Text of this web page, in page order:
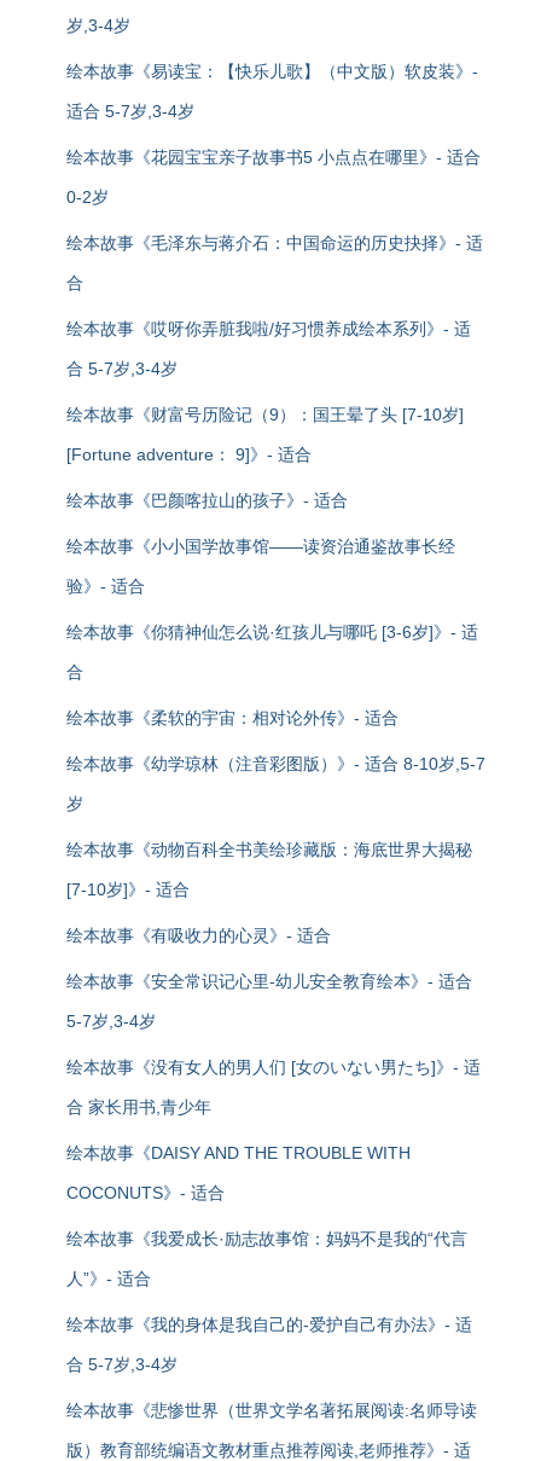
岁,3-4岁
绘本故事《易读宝：【快乐儿歌】（中文版）软皮装》-
适合 5-7岁,3-4岁
绘本故事《花园宝宝亲子故事书5 小点点在哪里》- 适合
0-2岁
绘本故事《毛泽东与蒋介石：中国命运的历史抉择》- 适
合
绘本故事《哎呀你弄脏我啦/好习惯养成绘本系列》- 适
合 5-7岁,3-4岁
绘本故事《财富号历险记（9）：国王晕了头 [7-10岁]
[Fortune adventure： 9]》- 适合
绘本故事《巴颜喀拉山的孩子》- 适合
绘本故事《小小国学故事馆——读资治通鉴故事长经
验》- 适合
绘本故事《你猜神仙怎么说·红孩儿与哪吒 [3-6岁]》- 适
合
绘本故事《柔软的宇宙：相对论外传》- 适合
绘本故事《幼学琼林（注音彩图版）》- 适合 8-10岁,5-7
岁
绘本故事《动物百科全书美绘珍藏版：海底世界大揭秘
[7-10岁]》- 适合
绘本故事《有吸收力的心灵》- 适合
绘本故事《安全常识记心里-幼儿安全教育绘本》- 适合
5-7岁,3-4岁
绘本故事《没有女人的男人们 [女のいない男たち]》- 适
合 家长用书,青少年
绘本故事《DAISY AND THE TROUBLE WITH
COCONUTS》- 适合
绘本故事《我爱成长·励志故事馆：妈妈不是我的“代言
人”》- 适合
绘本故事《我的身体是我自己的-爱护自己有办法》- 适
合 5-7岁,3-4岁
绘本故事《悲惨世界（世界文学名著拓展阅读:名师导读
版）教育部统编语文教材重点推荐阅读,老师推荐》- 适